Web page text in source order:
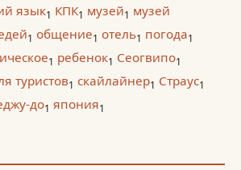
язык1 КПК1 музей1 музей
1 общение1 отель1 погода1
1 ребенок1 Сеогвипо1
туристов1 скайлайнер1 Страус1
до1 япония1